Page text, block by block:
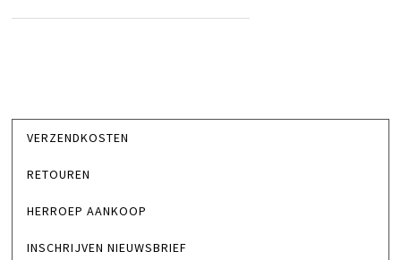
VERZENDKOSTEN
RETOUREN
HERROEP AANKOOP
INSCHRIJVEN NIEUWSBRIEF